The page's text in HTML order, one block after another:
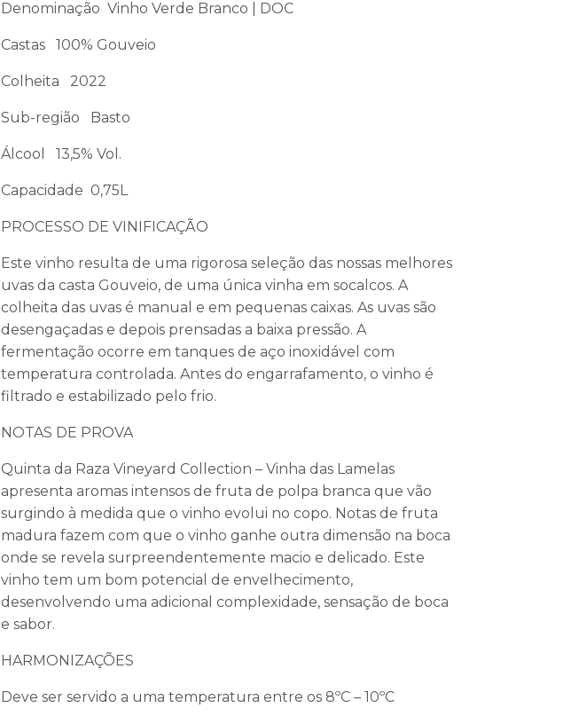
Denominação Vinho Verde Branco | DOC
Castas 100% Gouveio
Colheita 2022
Sub-região Basto
Álcool 13,5% Vol.
Capacidade 0,75L
PROCESSO DE VINIFICAÇÃO
Este vinho resulta de uma rigorosa seleção das nossas melhores
uvas da casta Gouveio, de uma única vinha em socalcos. A
colheita das uvas é manual e em pequenas caixas. As uvas são
desengaçadas e depois prensadas a baixa pressão. A
fermentação ocorre em tanques de aço inoxidável com
temperatura controlada. Antes do engarrafamento, o vinho é
filtrado e estabilizado pelo frio.
NOTAS DE PROVA
Quinta da Raza Vineyard Collection – Vinha das Lamelas
apresenta aromas intensos de fruta de polpa branca que vão
surgindo à medida que o vinho evolui no copo. Notas de fruta
madura fazem com que o vinho ganhe outra dimensão na boca
onde se revela surpreendentemente macio e delicado. Este
vinho tem um bom potencial de envelhecimento,
desenvolvendo uma adicional complexidade, sensação de boca
e sabor.
HARMONIZAÇÕES
Deve ser servido a uma temperatura entre os 8ºC – 10ºC